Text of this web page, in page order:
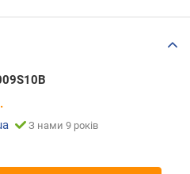
З нами 9 років